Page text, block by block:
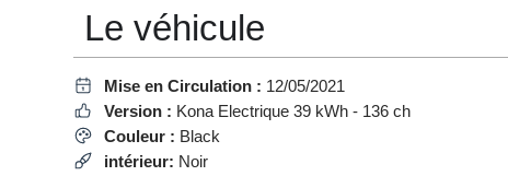
Le véhicule
Mise en Circulation : 12/05/2021
Version : Kona Electrique 39 kWh - 136 ch
Couleur : Black
intérieur: Noir